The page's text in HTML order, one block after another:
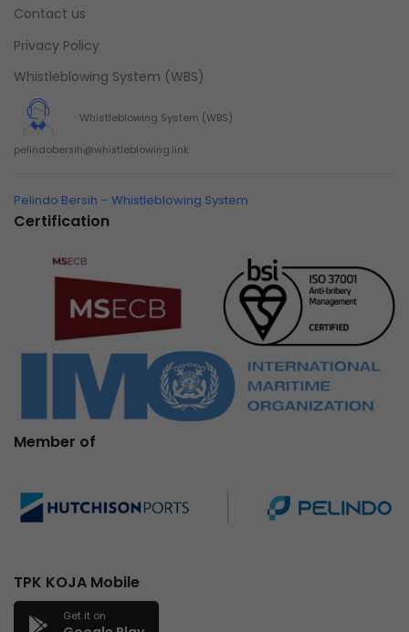
Contact us
Privacy Policy
Whistleblowing System (WBS)
Whistleblowing System (WBS)
pelindobersih@whistleblowing.link
Pelindo Bersih – Whistleblowing System
Certification
Member of
TPK KOJA Mobile
Get it on